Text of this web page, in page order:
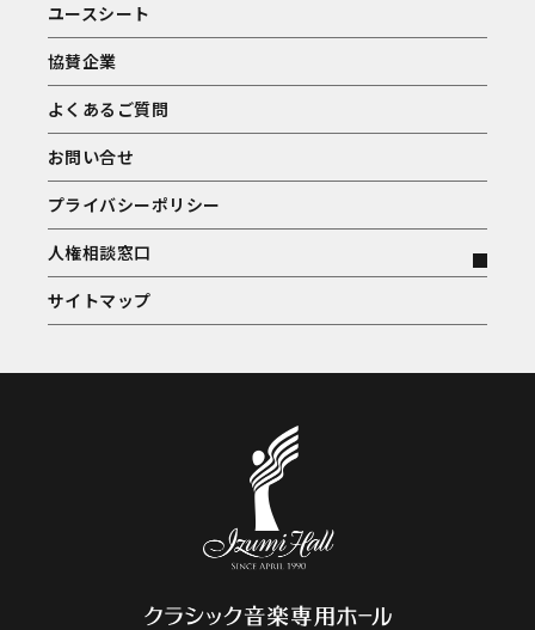
ユースシート
協賛企業
よくあるご質問
お問い合せ
プライバシーポリシー
人権相談窓口
サイトマップ